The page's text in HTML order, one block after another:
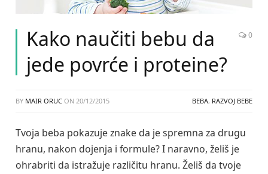
Kako naučiti bebu da
jede povrće i proteine?
0
BY MAIR ORUC ON 20/12/2015 BEBA, RAZVOJ BEBE
Tvoja beba pokazuje znake da je spremna za drugu
hranu, nakon dojenja i formule? I naravno, želiš je
ohrabriti da istražuje različitu hranu. Želiš da tvoje